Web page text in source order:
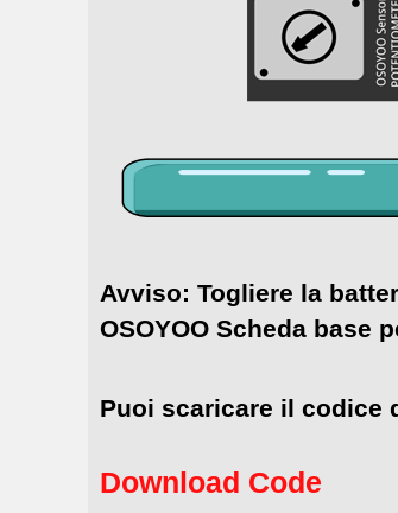
Avviso: Togliere la
OSOYOO Scheda base
Puoi scaricare il codice
Download Code